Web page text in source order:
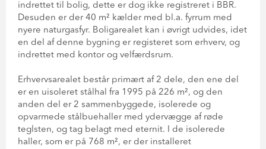
indrettet til bolig, dette er dog ikke registreret i BBR.
Desuden er der 40 m² kælder med bl.a. fyrrum med
nyere naturgasfyr. Boligarealet kan i øvrigt udvides, idet
en del af denne bygning er registeret som erhverv, og
indrettet med kontor og velfærdsrum.
Erhvervsarealet består primært af 2 dele, den ene del
er en uisoleret stålhal fra 1995 på 226 m², og den
anden del er 2 sammenbyggede, isolerede og
opvarmede stålbuehaller med ydervægge af røde
teglsten, og tag belagt med eternit. I de isolerede
haller, som er på 768 m², er der installeret